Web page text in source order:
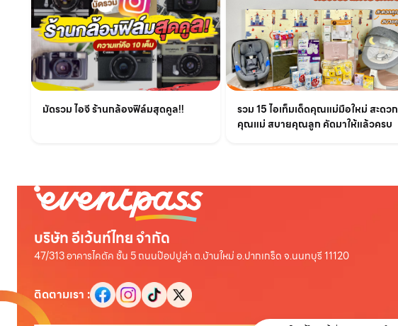
มัดรวม ไอจี ร้านกล้องฟิล์มสุดคูล!!
รวม 15 ไอเท็มเด็ดคุณแม่มือใหม่ สะดวก
คุณแม่ สบายคุณลูก คัดมาให้แล้วครบ
บริษัท อีเว้นท์ไทย จำกัด
47/313 อาคารไคตัค ชั้น 5 ถนนป๊อปปูล่า ต.บ้านใหม่ อ.ปากเกร็ด จ.นนทบุรี 11120
ติดตามเรา :